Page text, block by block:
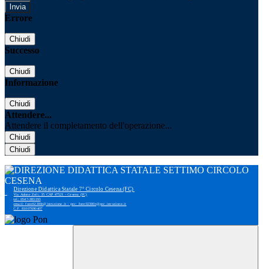
Errore
Chiudi
Successo
Chiudi
Informazione
Chiudi
Attendere...
Attendere il completamento dell'operazione...
Chiudi
Chiudi
Direzione Didattica Statale 7° Circolo Cesena (FC)
Via Adone Zoli, 35 CAP 47521 - Cesena (FC)
tel: 0547-383193
email: foee02300r@istruzione.it - pec: foee02300r@pec.istruzione.it
C.F. 81007690407